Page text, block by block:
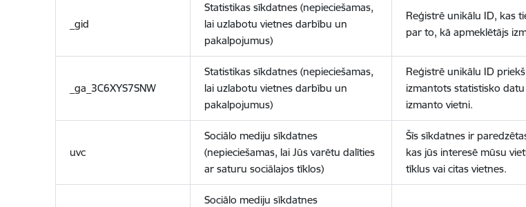
_gid
Statistikas sīkdatnes (nepieciešamas,
lai uzlabotu vietnes darbību un
pakalpojumus)
Reģistrē unikālu ID, kas
par to, kā apmeklētājs
_ga_3C6XYS7SNW
Statistikas sīkdatnes (nepieciešamas,
lai uzlabotu vietnes darbību un
pakalpojumus)
Reģistrē unikālu ID
izmantots statistisko
izmanto vietni.
uvc
Sociālo mediju sīkdatnes
(nepieciešamas, lai Jūs varētu dalīties
ar saturu sociālajos tīklos)
Šīs sīkdatnes ir
kas jūs interesē mūsu
tīklus vai citas vietnes.
Sociālo mediju sīkdatnes